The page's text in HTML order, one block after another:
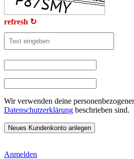
refresh ↻
Wir verwenden deine
Datenschutzerklärung beschrieben sind.
Anmelden